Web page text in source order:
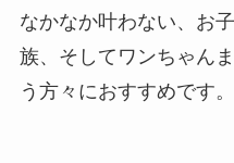
なかなか叶わない、お
族、そしてワンちゃん
う方々におすすめです。